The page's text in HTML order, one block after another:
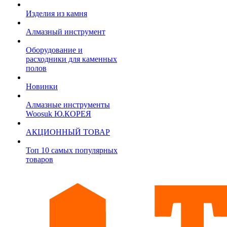
Изделия из камня
Алмазный инструмент
Оборудование и
расходники для каменных
полов
Новинки
Алмазные инструменты
Woosuk Ю.КОРЕЯ
АКЦИОННЫЙ ТОВАР
Топ 10 самых популярных
товаров